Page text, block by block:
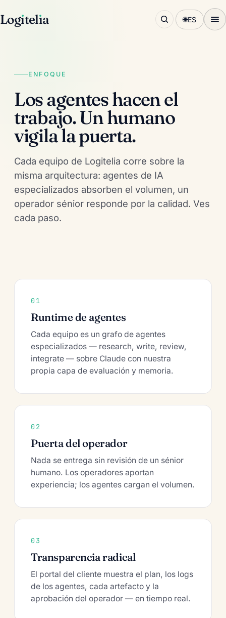
Logıtelıa 🌐ES
ENFOQUE
Los agentes hacen el
trabajo. Un humano
vigila la puerta.
Cada equipo de Logitelia corre sobre la
misma arquitectura: agentes de IA
especializados absorben el volumen, un
operador sénior responde por la calidad. Ves
cada paso.
01
Runtime de agentes
Cada equipo es un grafo de agentes
especializados — research, write, review,
integrate — sobre Claude con nuestra
propia capa de evaluación y memoria.
02
Puerta del operador
Nada se entrega sin revisión de un sénior
humano. Los operadores aportan
experiencia; los agentes cargan el volumen.
03
Transparencia radical
El portal del cliente muestra el plan, los logs
de los agentes, cada artefacto y la
aprobación del operador — en tiempo real.